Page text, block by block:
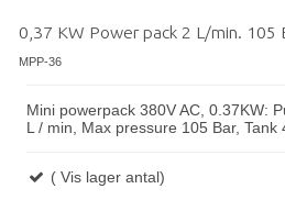
0,37 KW Power pack 2 L/min. 105
MPP-36
Mini powerpack 380V AC, 0.37KW:
L / min, Max pressure 105 Bar, Tank
( Vis lager antal)